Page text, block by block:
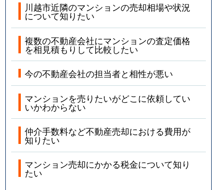
川越市近隣のマンションの売却相場や状況
について知りたい
複数の不動産会社にマンションの査定価格
を相見積もりして比較したい
今の不動産会社の担当者と相性が悪い
マンションを売りたいがどこに依頼してい
いかわからない
仲介手数料など不動産売却における費用が
知りたい
マンション売却にかかる税金について知り
たい